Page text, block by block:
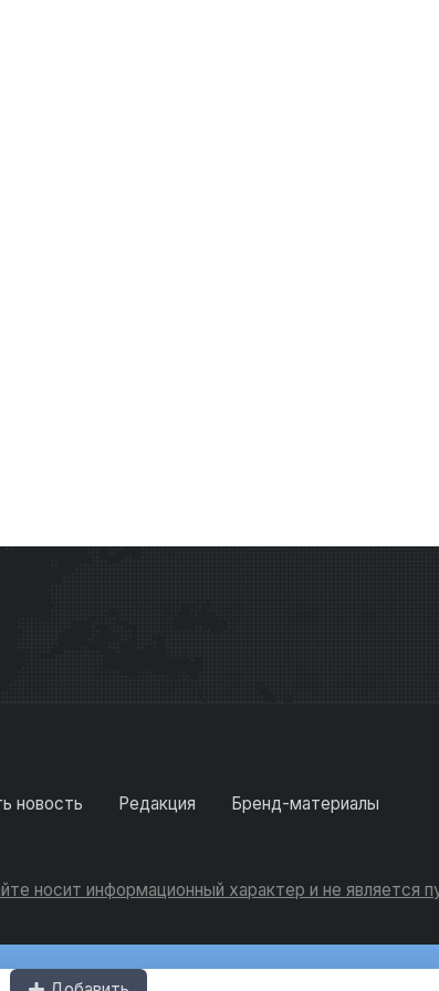
новость Редакция Бренд-материалы
носит информационный характер и не